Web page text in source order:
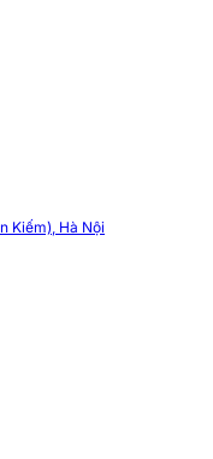
Kiếm), Hà Nội